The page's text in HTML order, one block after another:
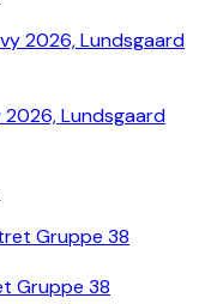
2026, Lundsgaard
Gruppe 38